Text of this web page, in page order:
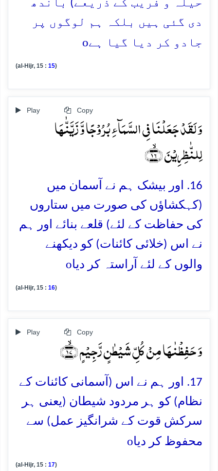
حیلہ و فریب کے ذریعے) باندھ
دی گئی ہیں بلکہ ہم لوگوں پر
جادو کر دیا گیا ہےo
(al-Hijr, 15 : 15)
Play Copy
وَ لَقَدۡ جَعَلۡنَا فِی السَّمَآءِ بُرُوۡجًا وَّ زَیَّنّٰہَا
لِلنّٰظِرِیۡنَ ﴿ۙ۱۶﴾
16. اور بیشک ہم نے آسمان میں
(کہکشاؤں کی صورت میں ستاروں
کی حفاظت کے لئے) قلعے بنائے اور ہم
نے اس (خلائی کائنات) کو دیکھنے
والوں کے لئے آراستہ کر دیاo
(al-Hijr, 15 : 16)
Play Copy
وَ حَفِظۡنٰہَا مِنۡ کُلِّ شَیۡطٰنٍ رَّجِیۡمٍ ﴿ۙ۱۷﴾
17. اور ہم نے اس (آسمانی کائنات کے
نظام) کو ہر مردود شیطان (یعنی ہر
سرکش قوت کے شرانگیز عمل) سے
محفوظ کر دیاo
(al-Hijr, 15 : 17)